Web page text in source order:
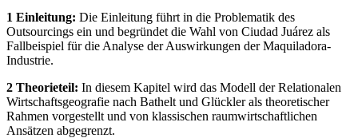
1 Einleitung: Die Einleitung führt in die Problematik des
Outsourcings ein und begründet die Wahl von Ciudad Juárez als
Fallbeispiel für die Analyse der Auswirkungen der Maquiladora-
Industrie.
2 Theorieteil: In diesem Kapitel wird das Modell der Relationalen
Wirtschaftsgeografie nach Bathelt und Glückler als theoretischer
Rahmen vorgestellt und von klassischen raumwirtschaftlichen
Ansätzen abgegrenzt.